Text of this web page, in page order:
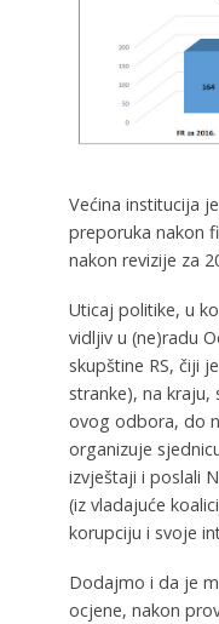
Većina institucija
preporuka nakon
nakon revizije za
Uticaj politike, u
vidljiv u (ne)radu
skupštine RS, čiji
stranke), na kraju,
ovog odbora, do
organizuje
izvještaji i poslali
(iz vladajuće
korupciju i svoje
Dodajmo i da je
ocjene, nakon